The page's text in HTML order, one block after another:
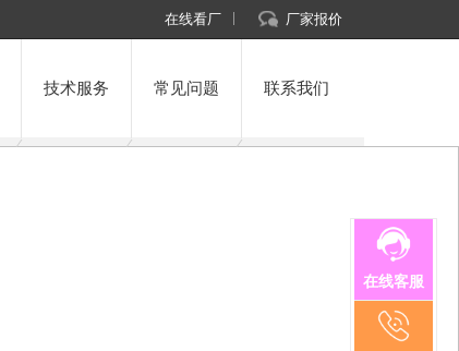
在线看厂 厂家报价
技术服务 常见问题 联系我们
在线客服